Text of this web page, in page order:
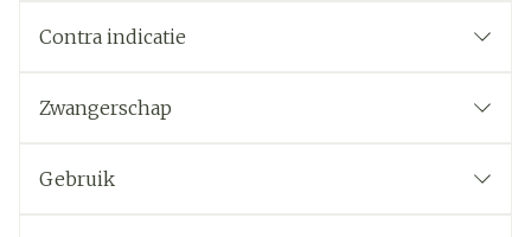
Contra indicatie
Zwangerschap
Gebruik